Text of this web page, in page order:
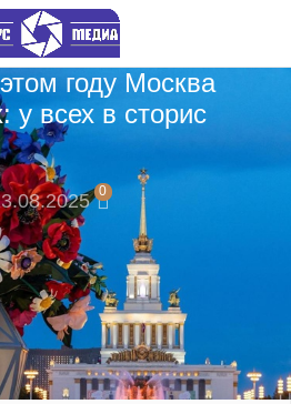
году Москва
у всех в сторис
0
и не пропустите
канал, там